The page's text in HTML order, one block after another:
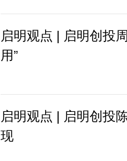
启明观点 | 启明创投
用”
启明观点 | 启明创投
现